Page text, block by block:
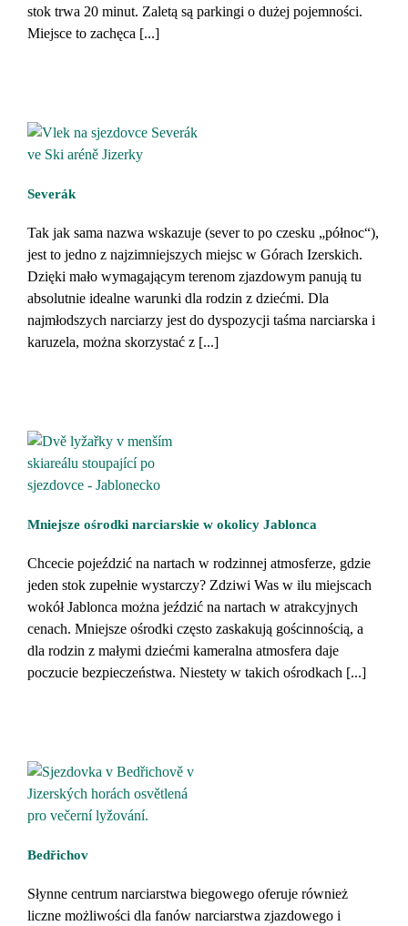
stok trwa 20 minut. Zaletą są parkingi o dużej pojemności.
Miejsce to zachęca [...]
Severák
Tak jak sama nazwa wskazuje (sever to po czesku „północ“),
jest to jedno z najzimniejszych miejsc w Górach Izerskich.
Dzięki mało wymagającym terenom zjazdowym panują tu
absolutnie idealne warunki dla rodzin z dziećmi. Dla
najmłodszych narciarzy jest do dyspozycji taśma narciarska i
karuzela, można skorzystać z [...]
Mniejsze ośrodki narciarskie w okolicy Jablonca
Chcecie pojeździć na nartach w rodzinnej atmosferze, gdzie
jeden stok zupełnie wystarczy? Zdziwi Was w ilu miejscach
wokół Jablonca można jeździć na nartach w atrakcyjnych
cenach. Mniejsze ośrodki często zaskakują gościnnością, a
dla rodzin z małymi dziećmi kameralna atmosfera daje
poczucie bezpieczeństwa. Niestety w takich ośrodkach [...]
Bedřichov
Słynne centrum narciarstwa biegowego oferuje również
liczne możliwości dla fanów narciarstwa zjazdowego i